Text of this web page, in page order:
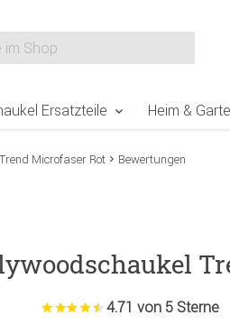
Ersatzteile Heim &
Microfaser Rot Bewertungen
4.71 von 5 Sterne